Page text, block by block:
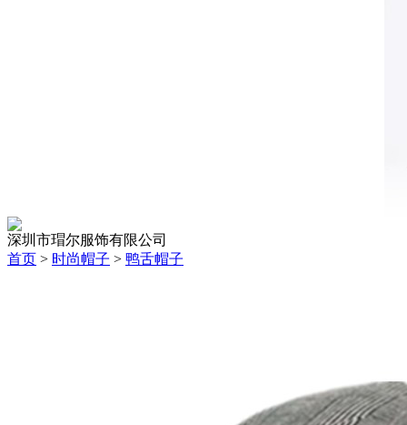
深圳市瑁尔服饰有限公司
首页 > 时尚帽子 > 鸭舌帽子